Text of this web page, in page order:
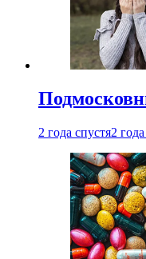
2 года спустя2